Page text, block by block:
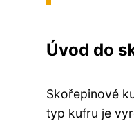
Úvod do
Skořepinové
typ kufru je